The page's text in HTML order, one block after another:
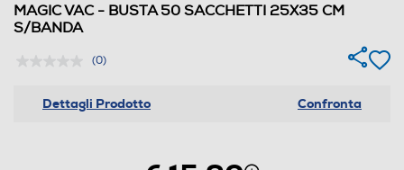
MAGIC VAC - BUSTA 50 SACCHETTI 25X35 CM
S/BANDA
(0)
Dettagli Prodotto Confronta